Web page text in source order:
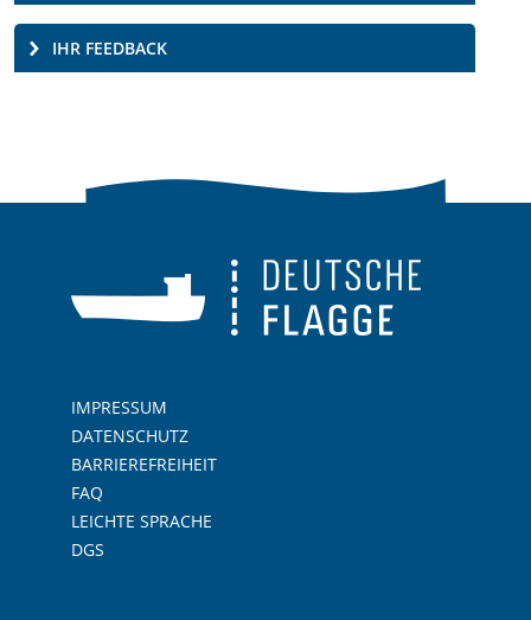
IHR FEEDBACK
IMPRESSUM
DATENSCHUTZ
BARRIEREFREIHEIT
FAQ
LEICHTE SPRACHE
DGS